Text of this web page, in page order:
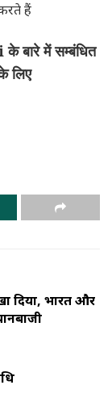
हैं
के बारे में सम्बंधित
लिए
दिया, भारत और